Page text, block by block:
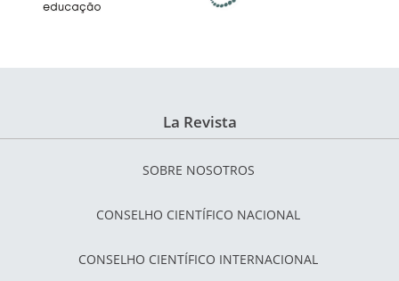
La Revista
SOBRE NOSOTROS
CONSELHO CIENTÍFICO NACIONAL
CONSELHO CIENTÍFICO INTERNACIONAL